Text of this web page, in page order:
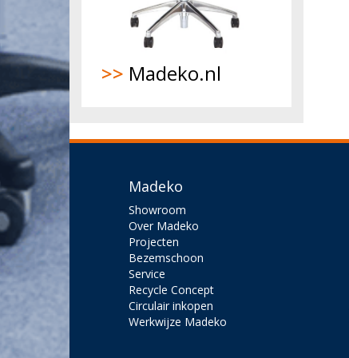
>> Madeko.nl
Madeko
Showroom
Over Madeko
Projecten
Bezemschoon
Service
Recycle Concept
Circulair inkopen
Werkwijze Madeko